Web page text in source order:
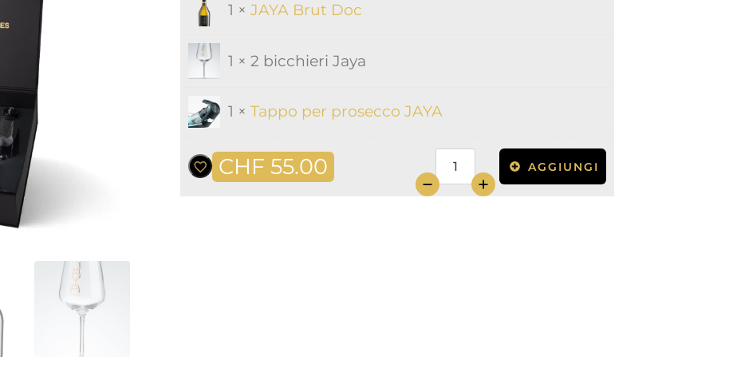
1 × JAYA Brut Doc
1 × 2 bicchieri Jaya
1 × Tappo per prosecco JAYA
CHF 55.00
Box
Jaya
AGGIUNGI